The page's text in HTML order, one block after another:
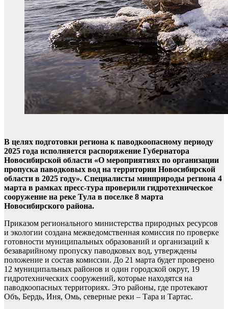
В целях подготовки региона к паводкоопасному периоду
2025 года исполняется распоряжение Губернатора
Новосибирской области «О мероприятиях по организации
пропуска паводковых вод на территории Новосибирской
области в 2025 году». Специалисты минприроды региона 4
марта в рамках пресс-тура проверили гидротехническое
сооружение на реке Тула в поселке 8 марта
Новосибирского района.
Приказом регионального министерства природных ресурсов
и экологии создана межведомственная комиссия по проверке
готовности муниципальных образований и организаций к
безаварийному пропуску паводковых вод, утверждены
положение и состав комиссии. До 21 марта будет проверено
12 муниципальных районов и один городской округ, 19
гидротехнических сооружений, которые находятся на
паводкоопасных территориях. Это районы, где протекают
Объ, Бердь, Иня, Омь, северные реки – Тара и Тартас.